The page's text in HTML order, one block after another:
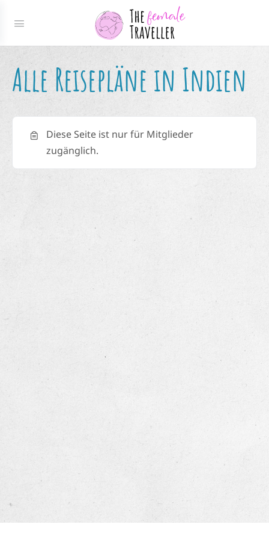
Alle Reisepläne in Indien
Diese Seite ist nur für Mitglieder
zugänglich.